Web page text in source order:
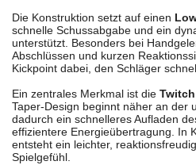
Die Konstruktion setzt auf einen
schnelle Schussabgabe und ein
unterstützt. Besonders bei
Abschlüssen und kurzen
Kickpoint dabei, den Schläger
Ein zentrales Merkmal ist die
Taper-Design beginnt näher an der
dadurch ein schnelleres Aufladen
effizientere Energieübertragung. In
entsteht ein leichter,
Spielgefühl.